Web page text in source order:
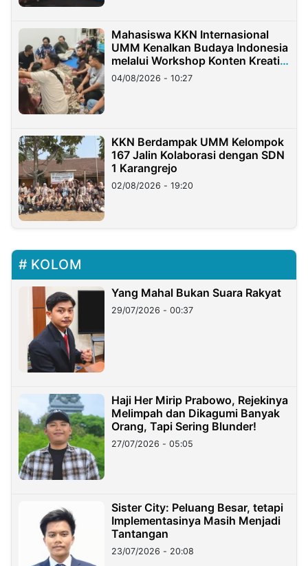
Mahasiswa KKN Internasional
UMM Kenalkan Budaya Indonesia
melalui Workshop Konten Kreatif
di Taiwan
04/08/2026 - 10:27
KKN Berdampak UMM Kelompok
167 Jalin Kolaborasi dengan SDN
1 Karangrejo
02/08/2026 - 19:20
KOLOM
Yang Mahal Bukan Suara Rakyat
29/07/2026 - 00:37
Haji Her Mirip Prabowo, Rejekinya
Melimpah dan Dikagumi Banyak
Orang, Tapi Sering Blunder!
27/07/2026 - 05:05
Sister City: Peluang Besar, tetapi
Implementasinya Masih Menjadi
Tantangan
23/07/2026 - 20:08